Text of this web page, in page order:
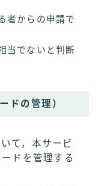
者からの申請で
当でないと判断
ドの管理）
て，本サービ
ドを管理する